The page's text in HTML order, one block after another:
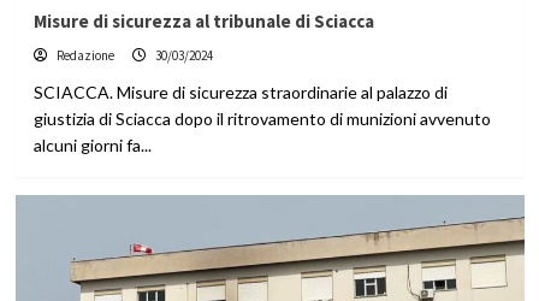
Misure di sicurezza al tribunale di Sciacca
Redazione 30/03/2024
SCIACCA. Misure di sicurezza straordinarie al palazzo di
giustizia di Sciacca dopo il ritrovamento di munizioni avvenuto
alcuni giorni fa...